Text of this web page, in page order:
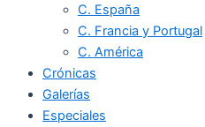
C. España
C. Francia y Portugal
C. América
Crónicas
Galerías
Especiales